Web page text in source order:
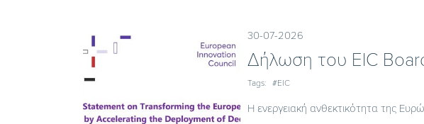
30-07-2026
Δήλωση του EIC
Tags: #EIC
Η ενεργειακή ανθεκτικότητα της